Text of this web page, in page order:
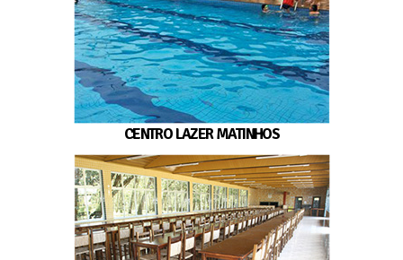
CENTRO LAZER MATINHOS